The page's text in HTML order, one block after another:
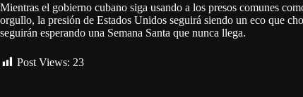
Mientras el gobierno cubano siga usando a los presos comunes
orgullo, la presión de Estados Unidos seguirá siendo un eco que
seguirán esperando una Semana Santa que nunca llega.
Post Views: 23